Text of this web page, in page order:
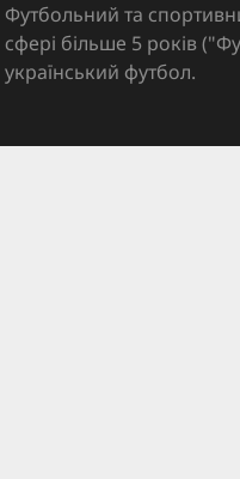
Футбольний та
сфері більше 5 років
український футбол.